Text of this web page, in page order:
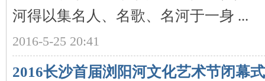
河得以集名人、名歌、名河于一身 ...
2016-5-25 20:41
2016长沙首届浏阳河文化艺术节闭幕